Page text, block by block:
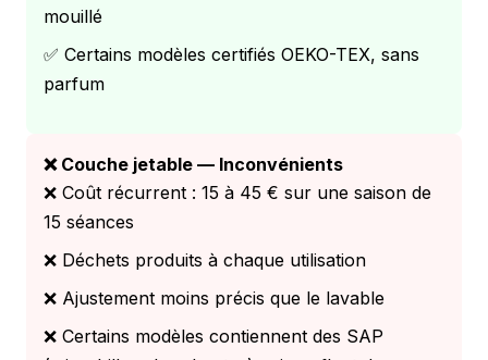
mouillé
✅ Certains modèles certifiés OEKO-TEX, sans
parfum
❌ Couche jetable — Inconvénients
❌ Coût récurrent : 15 à 45 € sur une saison de
15 séances
❌ Déchets produits à chaque utilisation
❌ Ajustement moins précis que le lavable
❌ Certains modèles contiennent des SAP